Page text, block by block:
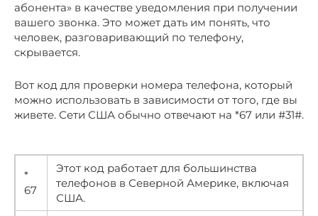
абонента» в качестве уведомления при получении
вашего звонка. Это может дать им понять, что
человек, разговаривающий по телефону,
скрывается.
Вот код для проверки номера телефона, который
можно использовать в зависимости от того, где вы
живете. Сети США обычно отвечают на *67 или #31#.
*
67
Этот код работает для большинства
телефонов в Северной Америке, включая
США.